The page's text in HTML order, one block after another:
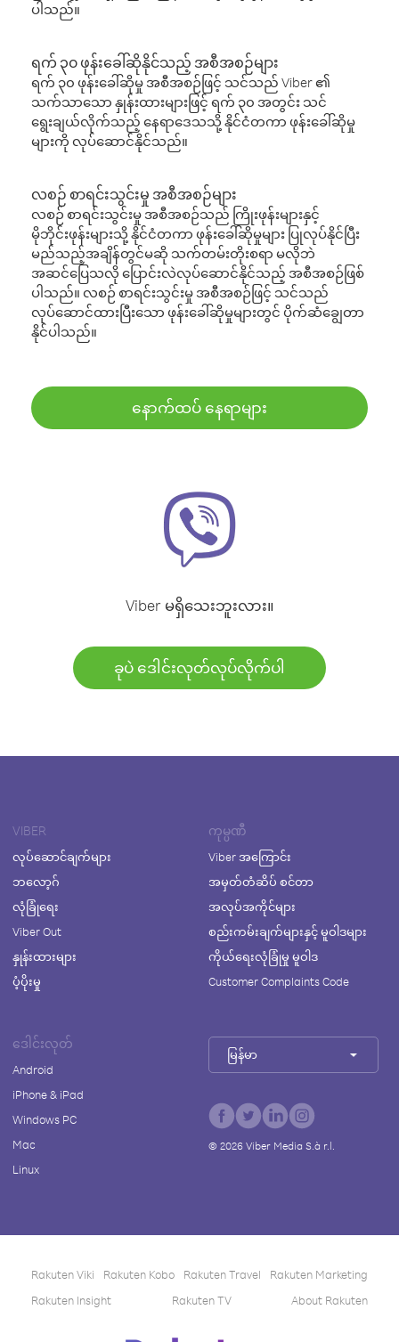
ပါသည်။
ရက် ၃၀ ဖုန်းခေါ်ဆိုနိုင်သည့် အစီအစဉ်များ
ရက် ၃၀ ဖုန်းခေါ်ဆိုမှု အစီအစဉ်ဖြင့် သင်သည် Viber ၏
သက်သာသော နှုန်းထားများဖြင့် ရက် ၃၀ အတွင်း သင်
ရွေးချယ်လိုက်သည့် နေရာဒေသသို့ နိုင်ငံတကာ ဖုန်းခေါ်ဆိုမှု
များကို လုပ်ဆောင်နိုင်သည်။
လစဉ် စာရင်းသွင်းမှု အစီအစဉ်များ
လစဉ် စာရင်းသွင်းမှု အစီအစဉ်သည် ကြိုးဖုန်းများနှင့်
မိုဘိုင်းဖုန်းများသို့ နိုင်ငံတကာ ဖုန်းခေါ်ဆိုမှုများ ပြုလုပ်နိုင်ပြီး
မည်သည့်အချိန်တွင်မဆို သက်တမ်းတိုးစရာ မလိုဘဲ
အဆင်ပြေသလို ပြောင်းလဲလုပ်ဆောင်နိုင်သည့် အစီအစဉ်ဖြစ်
ပါသည်။ လစဉ် စာရင်းသွင်းမှု အစီအစဉ်ဖြင့် သင်သည်
လုပ်ဆောင်ထားပြီးသော ဖုန်းခေါ်ဆိုမှုများတွင် ပိုက်ဆံချွေတာ
နိုင်ပါသည်။
နောက်ထပ် နေရာများ
Viber မရှိသေးဘူးလား။
ခုပဲ ဒေါင်းလုတ်လုပ်လိုက်ပါ
VIBER
လုပ်ဆောင်ချက်များ
ဘလော့ဂ်
လုံခြုံရေး
Viber Out
နှုန်းထားများ
ပံ့ပိုးမှု
ကုမ္ပဏီ
Viber အကြောင်း
အမှတ်တံဆိပ် စင်တာ
အလုပ်အကိုင်များ
စည်းကမ်းချက်များနှင့် မူဝါဒများ
ကိုယ်ရေးလုံခြုံမှု မူဝါဒ
Customer Complaints Code
ဒေါင်းလုတ်
Android
iPhone & iPad
Windows PC
Mac
Linux
မြန်မာ
© 2026Viber Media S.à r.l.
Rakuten Viki Rakuten Kobo Rakuten Travel
Rakuten Marketing
Rakuten Insight
Rakuten TV About Rakuten